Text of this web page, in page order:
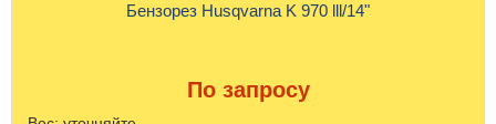
Бензорез Husqvarna K 970 lll/14"
По запросу